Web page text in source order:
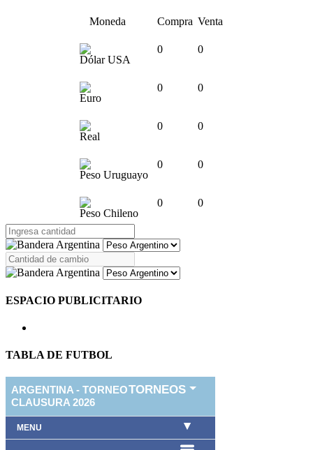
Moneda Compra Venta
Dólar USA
0 0
Euro
0 0
Real
0 0
Peso Uruguayo
0 0
Peso Chileno
0 0
ESPACIO PUBLICITARIO
TABLA DE FUTBOL